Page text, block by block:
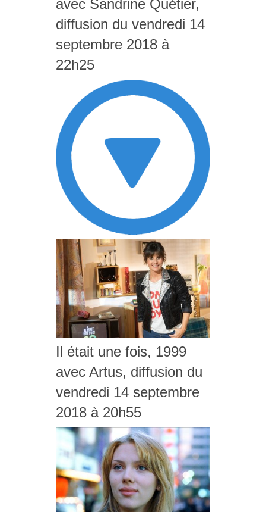
avec Sandrine Quétier,
diffusion du vendredi 14
septembre 2018 à
22h25
Il était une fois, 1999
avec Artus, diffusion du
vendredi 14 septembre
2018 à 20h55